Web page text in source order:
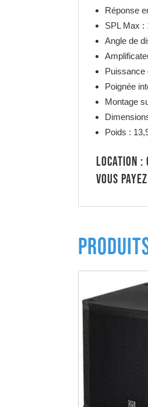
Réponse
SPL Max :
Angle de
Puissance
Poignée
Montage
Poids :
Location
vous